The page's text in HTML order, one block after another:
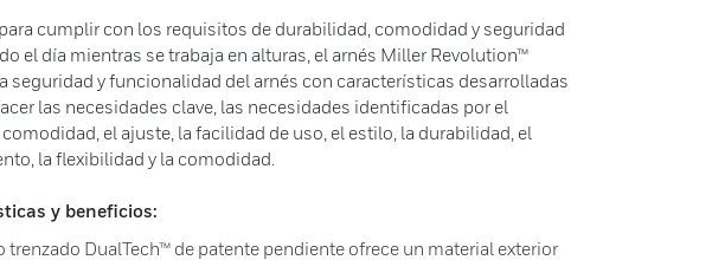
cumplir con los requisitos de durabilidad, comodidad y seguridad
el día mientras se trabaja en alturas, el arnés Miller Revolution™
seguridad y funcionalidad del arnés con características desarrolladas
las necesidades clave, las necesidades identificadas por el
el ajuste, la facilidad de uso, el estilo, la durabilidad, el
la flexibilidad y la comodidad.
y beneficios:
trenzado DualTech™ de patente pendiente ofrece un material exterior